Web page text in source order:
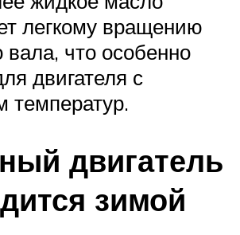
легкому вращению
вала, что особенно
двигателя с
температур.
двигатель
зимой